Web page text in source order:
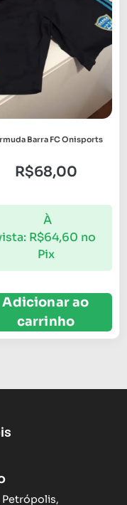
Barra FC Onisports
R$68,00
À
R$64,60 no
Pix
Adicionar ao
carrinho
Petrópolis,